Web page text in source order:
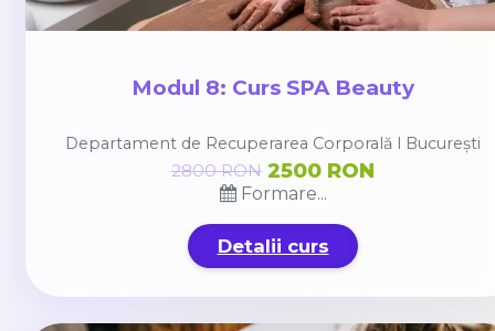
Modul 8: Curs SPA Beauty
Departament de Recuperarea Corporală l București
Formare...
2800 RON 2500 RON
Detalii curs